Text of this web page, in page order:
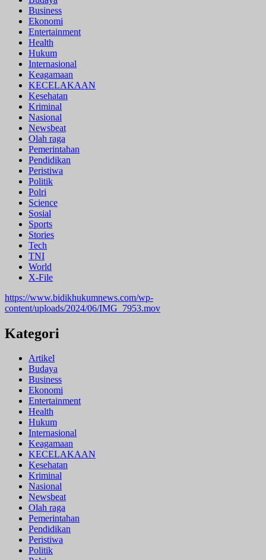
Business
Ekonomi
Entertainment
Health
Hukum
Internasional
Keagamaan
KECELAKAAN
Kesehatan
Kriminal
Nasional
Newsbeat
Olah raga
Pemerintahan
Pendidikan
Peristiwa
Politik
Polri
Science
Sosial
Sports
Stories
Tech
TNI
World
X-File
https://www.bidikhukumnews.com/wp-
content/uploads/2024/06/IMG_7953.mov
Kategori
Artikel
Budaya
Business
Ekonomi
Entertainment
Health
Hukum
Internasional
Keagamaan
KECELAKAAN
Kesehatan
Kriminal
Nasional
Newsbeat
Olah raga
Pemerintahan
Pendidikan
Peristiwa
Politik